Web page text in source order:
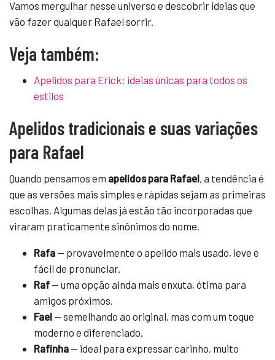
Vamos mergulhar nesse universo e descobrir ideias que
vão fazer qualquer Rafael sorrir.
Veja também:
Apelidos para Erick: ideias únicas para todos os
estilos
Apelidos tradicionais e suas variações
para Rafael
Quando pensamos em apelidos para Rafael, a tendência é
que as versões mais simples e rápidas sejam as primeiras
escolhas. Algumas delas já estão tão incorporadas que
viraram praticamente sinônimos do nome.
Rafa — provavelmente o apelido mais usado, leve e
fácil de pronunciar.
Raf — uma opção ainda mais enxuta, ótima para
amigos próximos.
Fael — semelhando ao original, mas com um toque
moderno e diferenciado.
Rafinha — ideal para expressar carinho, muito